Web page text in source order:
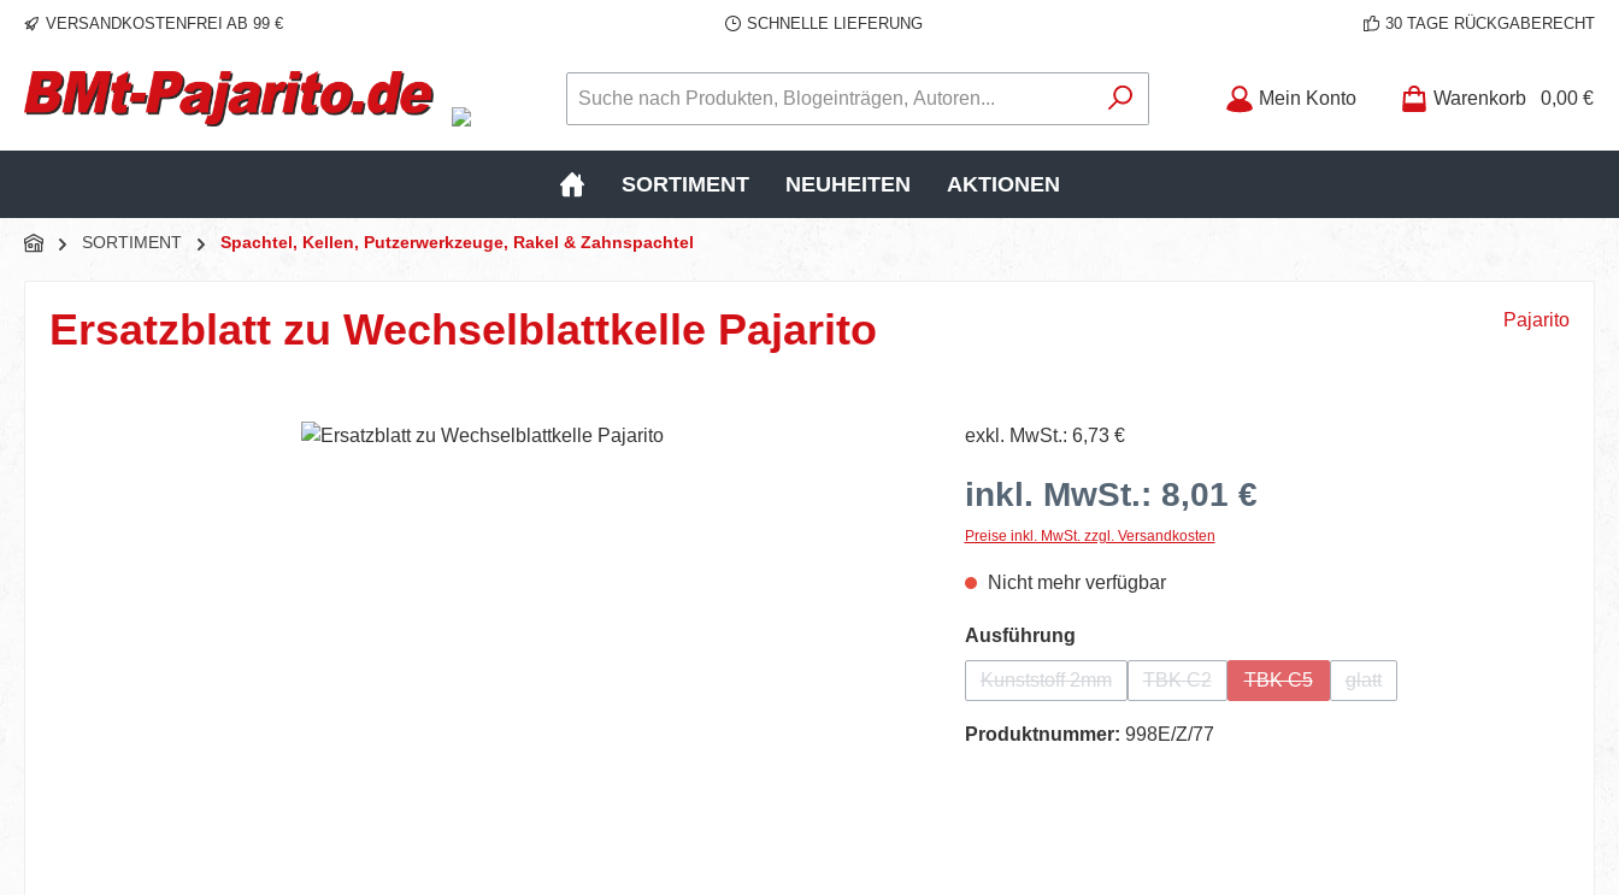
Hauptinhalt springen
Zur Suche springen
Zur Hauptnavigation springen
VERSANDKOSTENFREI AB 99 € SCHNELLE LIEFERUNG 30 TAGE RÜCKGABERECHT
Mein Konto Warenkorb 0,00 €
SORTIMENT NEUHEITEN AKTIONEN
SORTIMENT Spachtel, Kellen, Putzerwerkzeuge, Rakel & Zahnspachtel
Ersatzblatt zu Wechselblattkelle Pajarito Pajarito
exkl. MwSt.: 6,73 €
inkl. MwSt.: 8,01 €
Preise inkl. MwSt. zzgl. Versandkosten
Nicht mehr verfügbar
Ausführungauswählen
Kunststoff 2mm
(Diese Option ist zurzeit nicht verfügbar.)
TBK C2
(Diese Option ist zurzeit nicht verfügbar.)
TBK C5
(Diese Option ist zurzeit nicht verfügbar.)
glatt
(Diese Option ist zurzeit nicht
Produktnummer: 998E/Z/77